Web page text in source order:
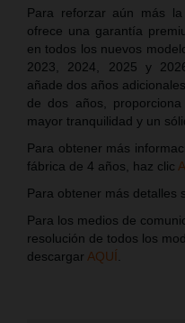
Para reforzar aún más
ofrece una garantía
en todos los nuevos
2023, 2024, 2025 y
añade dos años
de dos años,
mayor tranquilidad y un
Para obtener más
fábrica de 4 años, haz clic
Para obtener más detalles
Para los medios de
resolución de todos los
descargar AQUÍ